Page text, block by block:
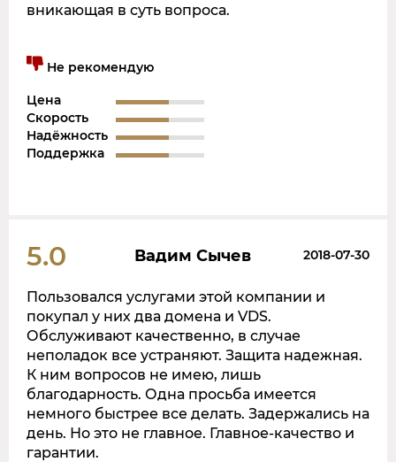
вникающая в суть вопроса.
Не рекомендую
Цена
Скорость
Надёжность
Поддержка
5.0 Вадим Сычев 2018-07-30
Пользовался услугами этой компании и
покупал у них два домена и VDS.
Обслуживают качественно, в случае
неполадок все устраняют. Защита надежная.
К ним вопросов не имею, лишь
благодарность. Одна просьба имеется
немного быстрее все делать. Задержались на
день. Но это не главное. Главное-качество и
гарантии.